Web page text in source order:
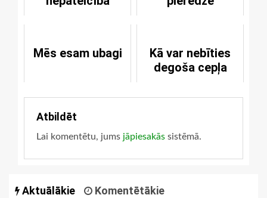
Mēs esam ubagi
Kā var nebīties
degoša cepļa
Atbildēt
Lai komentētu, jums jāpiesakās sistēmā.
Aktuālākie Komentētākie